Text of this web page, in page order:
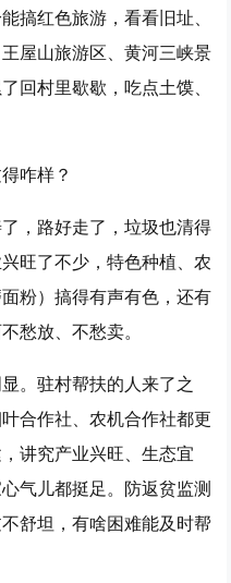
搞红色旅游，看看旧址、
屋山旅游区、黄河三峡景
回村里歇歇，吃点土馍、
咋样？
，路好走了，垃圾也清得
旺了不少，特色种植、农
粉）搞得有声有色，还有
愁放、不愁卖。
。驻村帮扶的人来了之
合作社、农机合作社都更
讲究产业兴旺、生态宜
气儿都挺足。防返贫监测
舒坦，有啥困难能及时帮